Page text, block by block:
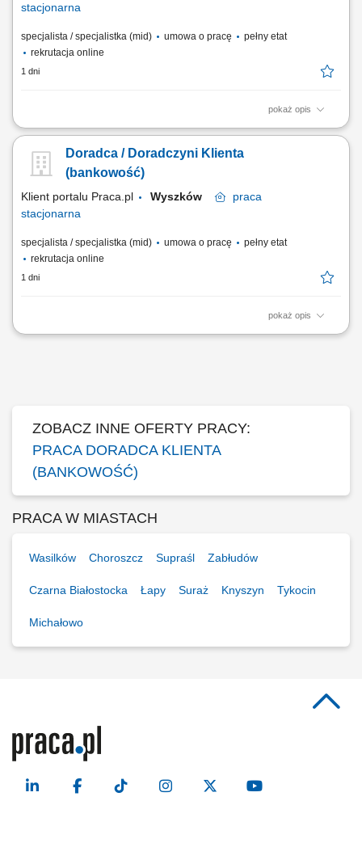
stacjonarna
specjalista / specjalistka (mid) umowa o pracę
pełny etat
rekrutacja online
1 dni
pokaż opis
obsługa klientów; utrzymywanie dobrych relacji z klientami; realizacja
firm;
Doradca / Doradczyni Klienta
(bankowość)
Klient portalu Praca.pl Wyszków
praca
stacjonarna
specjalista / specjalistka (mid) umowa o pracę
pełny etat
rekrutacja online
1 dni
pokaż opis
obsługa klientów; utrzymywanie dobrych relacji z klientami; realizacja
ZOBACZ INNE OFERTY PRACY:
PRACA DORADCA KLIENTA
(BANKOWOŚĆ)
PRACA W MIASTACH
Wasilków Choroszcz Supraśl Zabłudów
Czarna Białostocka Łapy Suraż Knyszyn Tykocin
Michałowo